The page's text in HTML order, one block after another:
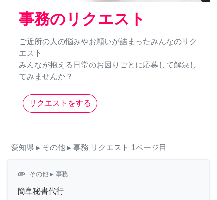
事務のリクエスト
ご近所の人の悩みやお願いが詰まったみんなのリク
エスト
みんなが抱える日常のお困りごとに応募して解決し
てみませんか？
リクエストをする
愛知県 ▸ その他 ▸ 事務 リクエスト 1ページ目
attachment その他 ▸ 事務
簡単秘書代行